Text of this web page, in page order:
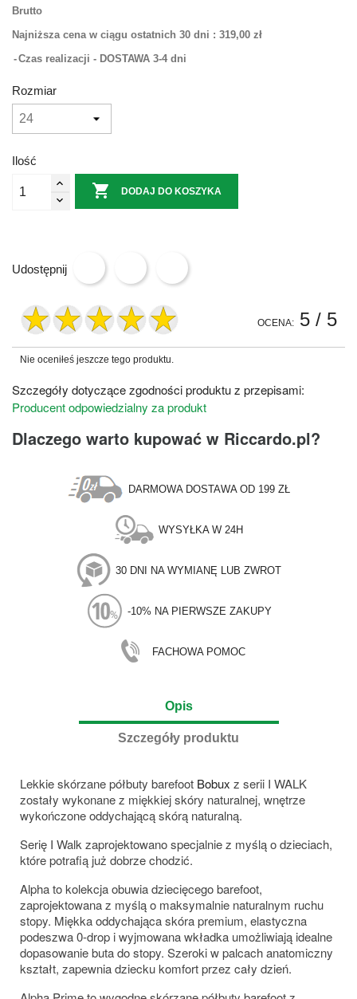
Brutto
Najniższa cena w ciągu ostatnich 30 dni : 319,00 zł
Czas realizacji - DOSTAWA 3-4 dni
Rozmiar
Ilość
 DODAJ DO KOSZYKA
Udostępnij
OCENA: 5 / 5
Nie oceniłeś jeszcze tego produktu.
Szczegóły dotyczące zgodności produktu z przepisami:
Producent odpowiedzialny za produkt
Dlaczego warto kupować w Riccardo.pl?
DARMOWA DOSTAWA OD 199 ZŁ
WYSYŁKA W 24H
30 DNI NA WYMIANĘ LUB ZWROT
-10% NA PIERWSZE ZAKUPY
FACHOWA POMOC
Opis
Szczegóły produktu
Lekkie skórzane półbuty barefoot Bobux z serii I WALK
zostały wykonane z miękkiej skóry naturalnej, wnętrze
wykończone oddychającą skórą naturalną.
Serię I Walk zaprojektowano specjalnie z myślą o dzieciach,
które potrafią już dobrze chodzić.
Alpha to kolekcja obuwia dziecięcego barefoot,
zaprojektowana z myślą o maksymalnie naturalnym ruchu
stopy. Miękka oddychająca skóra premium, elastyczna
podeszwa 0-drop i wyjmowana wkładka umożliwiają idealne
dopasowanie buta do stopy. Szeroki w palcach anatomiczny
kształt, zapewnia dziecku komfort przez cały dzień.